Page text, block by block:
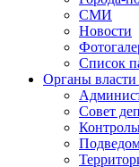
СМИ
Новости
Список
Органы власти
Совет